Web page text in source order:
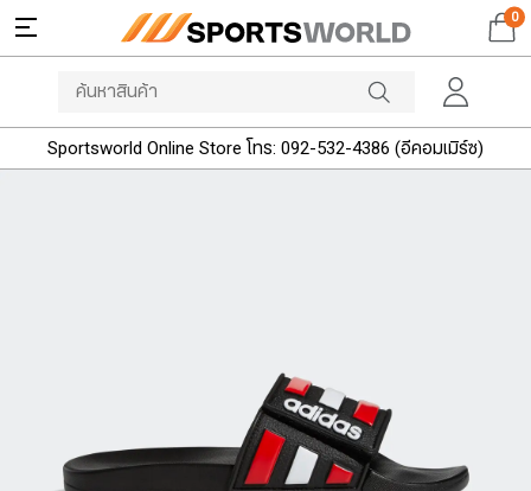
0
Sportsworld Online Store โทร: 092-532-4386 (อีคอมเมิร์ซ)